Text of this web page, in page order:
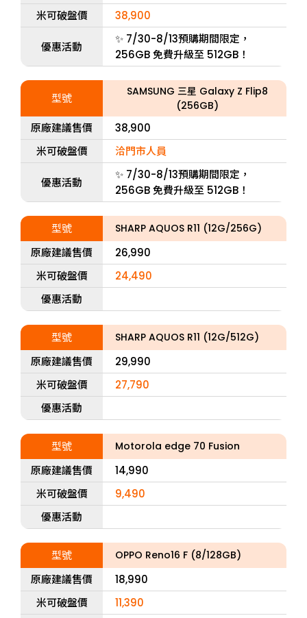
米可破盤價
38,900
優惠活動
✨ 7/30-8/13預購期間限定，
256GB 免費升級至 512GB！
型號
SAMSUNG 三星 Galaxy Z Flip8
(256GB)
原廠建議售價
38,900
米可破盤價
洽門市人員
優惠活動
✨ 7/30-8/13預購期間限定，
256GB 免費升級至 512GB！
型號 SHARP AQUOS R11 (12G/256G)
原廠建議售價
26,990
米可破盤價
24,490
優惠活動
型號 SHARP AQUOS R11 (12G/512G)
原廠建議售價
29,990
米可破盤價
27,790
優惠活動
型號 Motorola edge 70 Fusion
原廠建議售價
14,990
米可破盤價
9,490
優惠活動
型號 OPPO Reno16 F (8/128GB)
原廠建議售價
18,990
米可破盤價
11,390